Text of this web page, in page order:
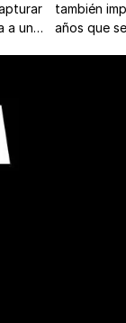
a un
también
años que